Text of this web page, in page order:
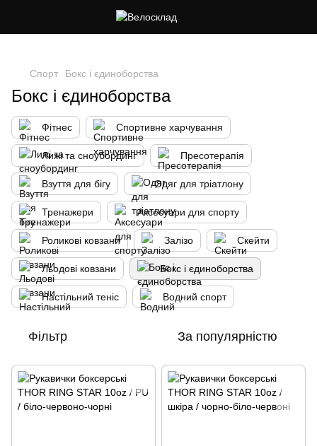
Спорт Бокс і єдиноборства
Бокс і єдиноборства
Фітнес Спортивне харчування
Лижі та сноубординг Пресотерапія
Взуття для бігу Одяг для тріатлону
Тренажери Аксесуари для спорту
Роликові ковзани Залізо Скейти
Льодові ковзани Бокс і єдиноборства
Настільний теніс Водний спорт
Фільтр За популярністю